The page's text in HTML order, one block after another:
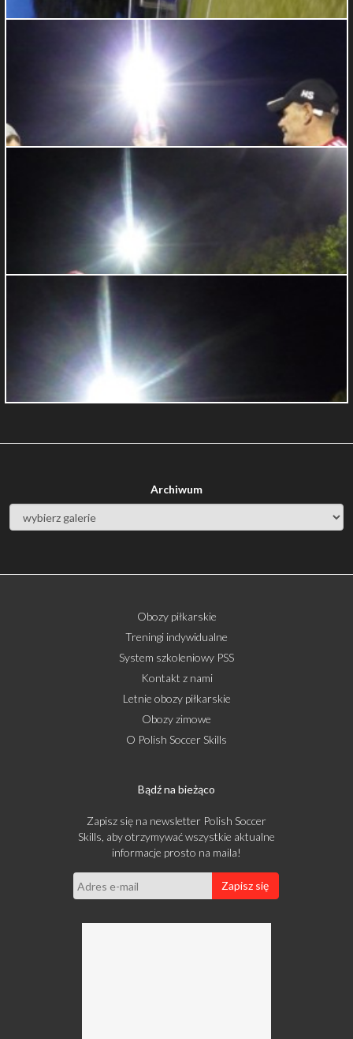
Archiwum
Obozy piłkarskie
Treningi indywidualne
System szkoleniowy PSS
Kontakt z nami
Letnie obozy piłkarskie
Obozy zimowe
O Polish Soccer Skills
Bądź na bieżąco
Zapisz się na newsletter Polish Soccer
Skills, aby otrzymywać wszystkie aktualne
informacje prosto na maila!
Zapisz się